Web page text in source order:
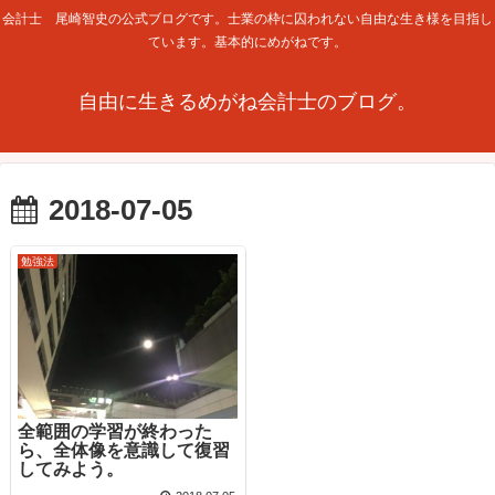
会計士 尾崎智史の公式ブログです。士業の枠に囚われない自由な生き様を目指し
ています。基本的にめがねです。
自由に生きるめがね会計士のブログ。
2018-07-05
勉強法
全範囲の学習が終わった
ら、全体像を意識して復習
してみよう。